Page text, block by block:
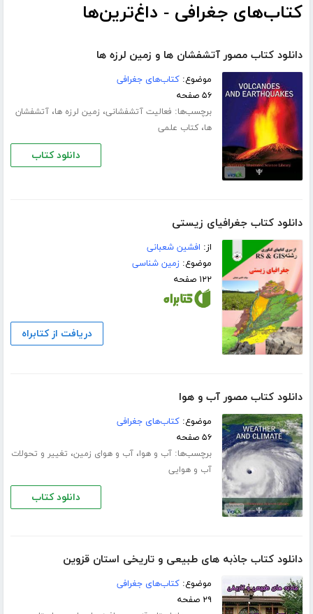
کتاب‌های جغرافی - داغ‌ترین‌ها
دانلود کتاب مصور آتشفشان ها و زمین لرزه ها
موضوع:کتاب‌های جغرافی
۵۶ صفحه
برچسب‌ها: فعالیت آتشفشانی، زمین لرزه ها،آتشفشان
ها،کتاب علمی
دانلود کتاب
دانلود کتاب جغرافیای زیستی
از: افشین شعبانی
موضوع:زمین شناسی
۱۲۲ صفحه
دریافت از کتابراه
دانلود کتاب مصور آب و هوا
موضوع:کتاب‌های جغرافی
۵۶ صفحه
برچسب‌ها:آب و هوا،آب و هوای زمین، تغییر و تحولات
آب و هوایی
دانلود کتاب
دانلود کتاب جاذبه های طبیعی و تاریخی استان قزوین
موضوع:کتاب‌های جغرافی
۲۹ صفحه